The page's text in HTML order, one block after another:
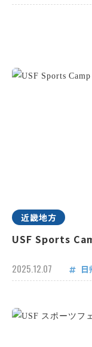
近畿地方
USF Sports
2025.12.07 日